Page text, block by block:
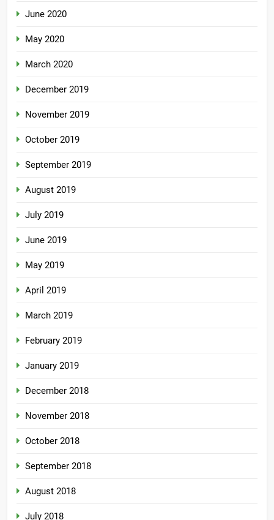
June 2020
May 2020
March 2020
December 2019
November 2019
October 2019
September 2019
August 2019
July 2019
June 2019
May 2019
April 2019
March 2019
February 2019
January 2019
December 2018
November 2018
October 2018
September 2018
August 2018
July 2018